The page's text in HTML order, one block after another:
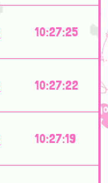
10:27:25
10:27:22
10:27:19